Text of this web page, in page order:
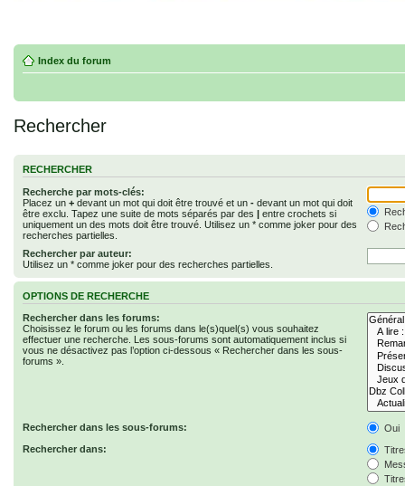
Index du forum
Rechercher
RECHERCHER
Recherche par mots-clés:
Placez un + devant un mot qui doit être trouvé et un - devant un mot qui doit
être exclu. Tapez une suite de mots séparés par des | entre crochets si
uniquement un des mots doit être trouvé. Utilisez un * comme joker pour des
recherches partielles.
Rechercher par auteur:
Utilisez un * comme joker pour des recherches partielles.
OPTIONS DE RECHERCHE
Rechercher dans les forums:
Choisissez le forum ou les forums dans le(s)quel(s) vous souhaitez
effectuer une recherche. Les sous-forums sont automatiquement inclus si
vous ne désactivez pas l’option ci-dessous « Rechercher dans les sous-
forums ».
Rechercher dans les sous-forums:
Oui
Rechercher dans: